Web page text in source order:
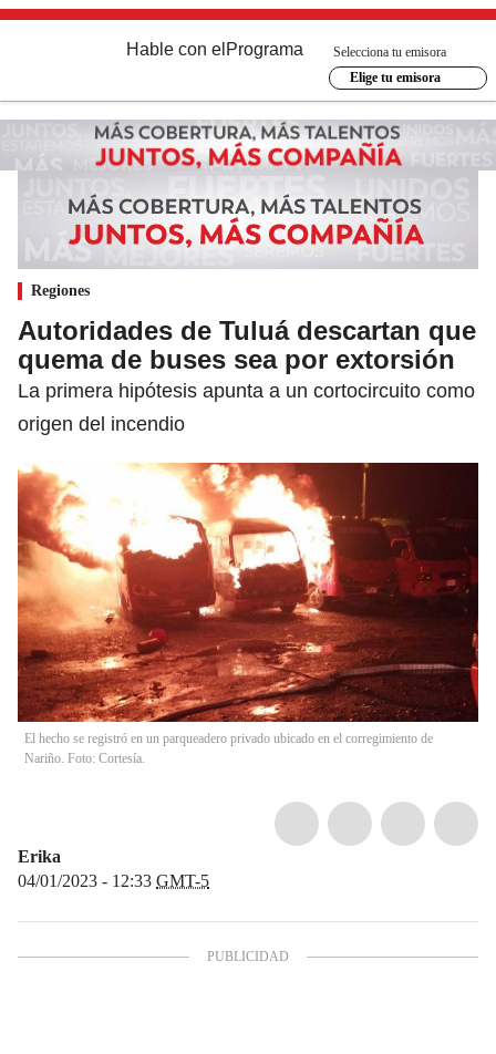
Hable con el Programa
Selecciona tu emisora
Elige tu emisora
Regiones
Autoridades de Tuluá descartan que
quema de buses sea por extorsión
La primera hipótesis apunta a un cortocircuito como
origen del incendio
El hecho se registró en un parqueadero privado ubicado en el corregimiento de
Nariño. Foto: Cortesía.
Erika
04/01/2023 - 12:33 GMT-5